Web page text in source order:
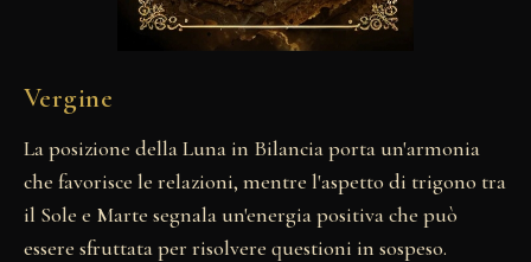
Vergine
La posizione della Luna in Bilancia porta un'armonia
che favorisce le relazioni, mentre l'aspetto di trigono tra
il Sole e Marte segnala un'energia positiva che può
essere sfruttata per risolvere questioni in sospeso.